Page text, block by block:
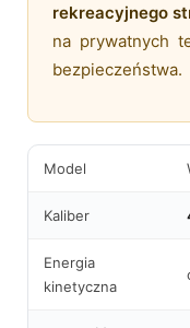
rekreacyjnego
na prywatnych
bezpieczeństwa.
Model
Kaliber
Energia
kinetyczna